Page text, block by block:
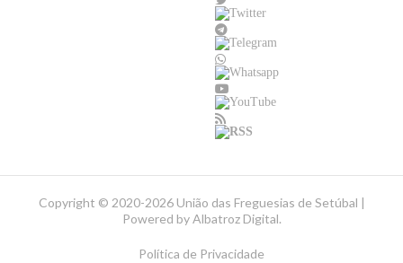
Copyright © 2020-2026 União das Freguesias de Setúbal |
Powered byAlbatroz Digital.
Política de Privacidade